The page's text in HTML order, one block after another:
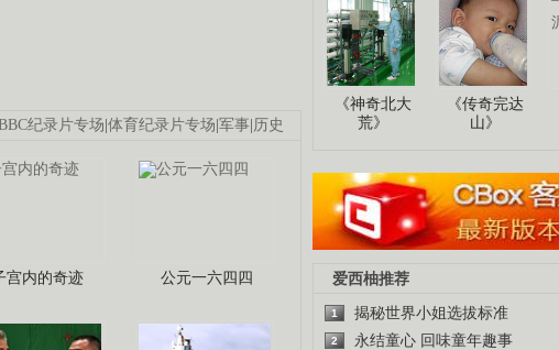
纪录片专场 体育纪录片专场 军事 历史
宫内的奇迹 公元一六四四
《神奇北大
荒》
《传奇完达
山》
爱西柚推荐
1 揭秘世界小姐选拔标准
2 永结童心 回味童年趣事